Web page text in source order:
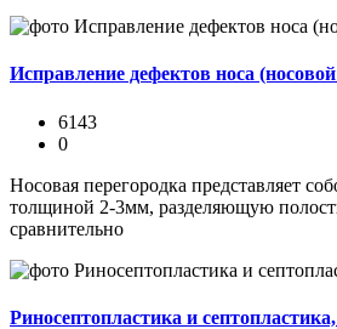
Исправление дефектов носа
6143
0
Носовая перегородка представляет
толщиной 2-3мм, разделяющую
сравнительно
Риносептопластика и